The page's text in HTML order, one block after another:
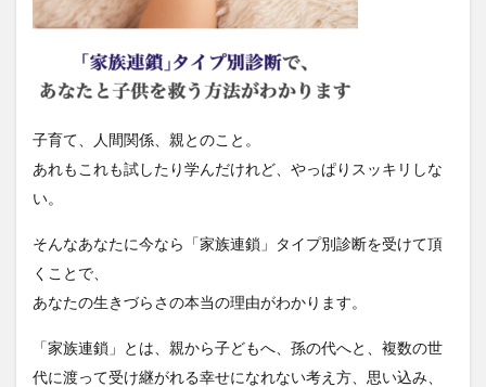
子育て、人間関係、親とのこと。
あれもこれも試したり学んだけれど、やっぱりスッキリしな
い。
そんなあなたに今なら「家族連鎖」タイプ別診断を受けて頂
くことで、
あなたの生きづらさの本当の理由がわかります。
「家族連鎖」とは、親から子どもへ、孫の代へと、複数の世
代に渡って受け継がれる幸せになれない考え方、思い込み、